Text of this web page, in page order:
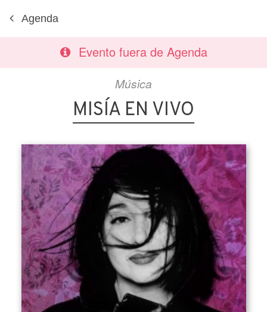
Agenda
Evento fuera de Agenda
Música
MISÍA EN VIVO